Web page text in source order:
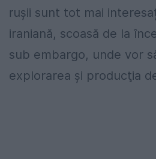
rușii sunt tot mai
iraniană, scoasă de la
sub embargo, unde vor
explorarea şi producţia